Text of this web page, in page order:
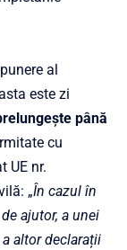
al
este zi
până
cu
UE nr.
„În cazul în
ajutor, a unei
altor declarații